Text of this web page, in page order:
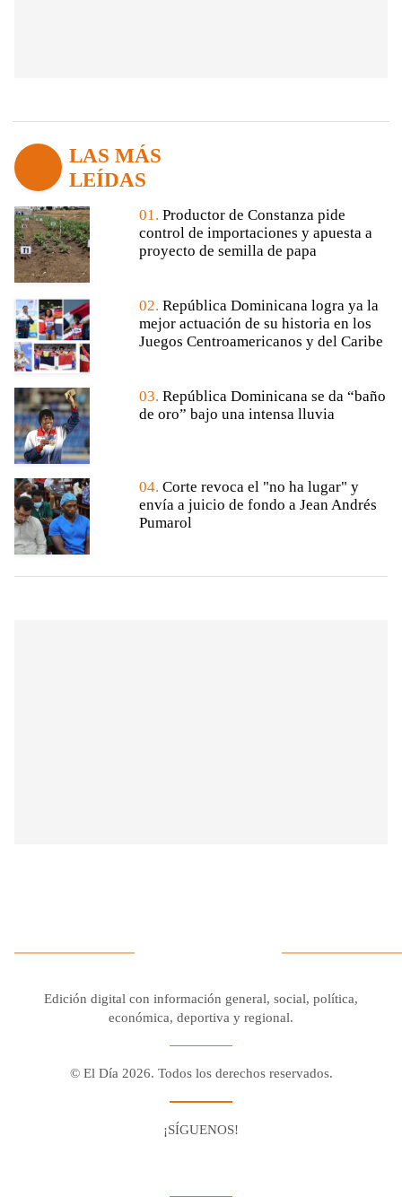
LAS MÁS
LEÍDAS
01. Productor de Constanza pide
control de importaciones y apuesta a
proyecto de semilla de papa
02. República Dominicana logra ya la
mejor actuación de su historia en los
Juegos Centroamericanos y del Caribe
03. República Dominicana se da “baño
de oro” bajo una intensa lluvia
04. Corte revoca el "no ha lugar" y
envía a juicio de fondo a Jean Andrés
Pumarol
Edición digital con información general, social, política,
económica, deportiva y regional.
© El Día 2026. Todos los derechos reservados.
¡SÍGUENOS!